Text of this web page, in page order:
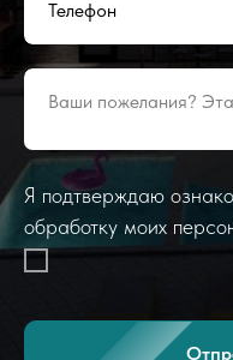
Ваши пожелания?
Я подтверждаю
обработку моих